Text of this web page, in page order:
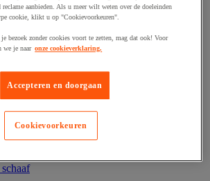
en klem
en zaag
reclame aanbieden. Als u meer wilt weten over de doeleinden
cookie, klikt u op "Cookievoorkeuren".
bezoek zonder cookies voort te zetten, mag dat ook! Voor
we je naar onze cookieverklaring.
Accepteren en doorgaan
Cookievoorkeuren